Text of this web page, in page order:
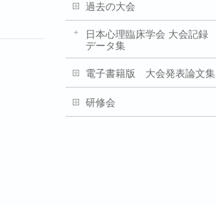
過去の大会
日本心理臨床学会 大会記録
データ集
電子書籍版 大会発表論文集
研修会